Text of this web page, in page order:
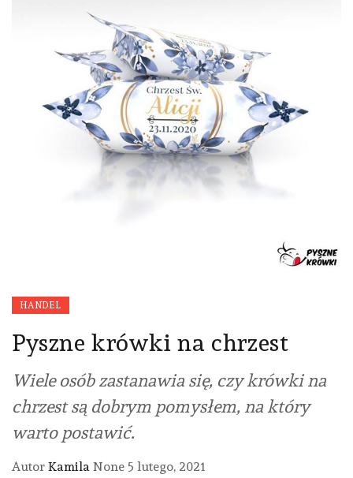
HANDEL
Pyszne krówki na chrzest
Wiele osób zastanawia się, czy krówki na
chrzest są dobrym pomysłem, na który
warto postawić.
Autor Kamila None 5 lutego, 2021